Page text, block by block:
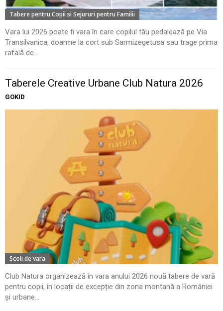
Tabere pentru Copii si Sejururi pentru Familii
Vara lui 2026 poate fi vara în care copilul tău pedalează pe Via
Transilvanica, doarme la cort sub Sarmizegetusa sau trage prima
rafală de...
Taberele Creative Urbane Club Natura 2026
GOKID
Scoli de vara
Club Natura organizează în vara anului 2026 nouă tabere de vară
pentru copii, în locații de excepție din zona montană a României
și urbane...